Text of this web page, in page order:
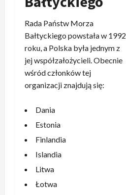
Rada Państw Morza
Bałtyckiego powstała w 1992
roku, a Polska była jednym z
jej współzałożycieli. Obecnie
wśród członków tej
organizacji znajdują się:
Dania
Estonia
Finlandia
Islandia
Litwa
Łotwa